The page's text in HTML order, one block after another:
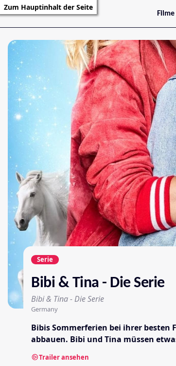
Zum Hauptinhalt der Seite
Serie
Bibi & Tina - Die Serie
Bibi & Tina - Die Serie
Germany
Bibis Sommerferien bei ihrer
abbauen. Bibi und Tina müssen
Trailer ansehen